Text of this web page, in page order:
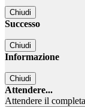
Chiudi
Successo
Chiudi
Informazione
Chiudi
Attendere...
Attendere il